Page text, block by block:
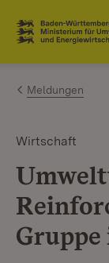
Zum Inhalt
Link zur
Meldungen
Wirtschaft